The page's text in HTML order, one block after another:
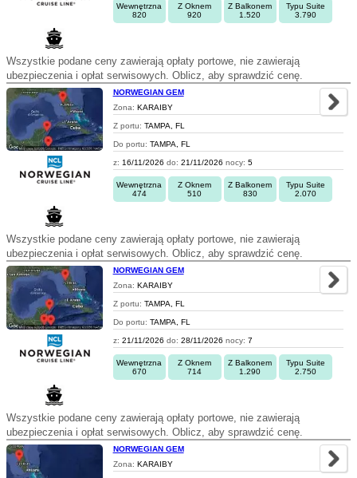
Wewnętrzna
820
Z Oknem
920
Z Balkonem
1.520
Typu Suite
3.790
Wszystkie podane ceny zawierają opłaty portowe, nie zawierają
ubezpieczenia i opłat serwisowych. Oblicz, aby sprawdzić cenę.
NORWEGIAN GEM
Zona: KARAIBY
Z portu: TAMPA, FL
Do portu: TAMPA, FL
z: 16/11/2026 do: 21/11/2026 nocy: 5
Wewnętrzna
474
Z Oknem
510
Z Balkonem
830
Typu Suite
2.070
Wszystkie podane ceny zawierają opłaty portowe, nie zawierają
ubezpieczenia i opłat serwisowych. Oblicz, aby sprawdzić cenę.
NORWEGIAN GEM
Zona: KARAIBY
Z portu: TAMPA, FL
Do portu: TAMPA, FL
z: 21/11/2026 do: 28/11/2026 nocy: 7
Wewnętrzna
670
Z Oknem
714
Z Balkonem
1.290
Typu Suite
2.750
Wszystkie podane ceny zawierają opłaty portowe, nie zawierają
ubezpieczenia i opłat serwisowych. Oblicz, aby sprawdzić cenę.
NORWEGIAN GEM
Zona: KARAIBY